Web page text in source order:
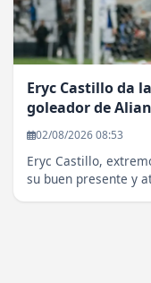
Eryc Castillo da
goleador de
02/08/2026 08:53
Eryc Castillo,
su buen presente y